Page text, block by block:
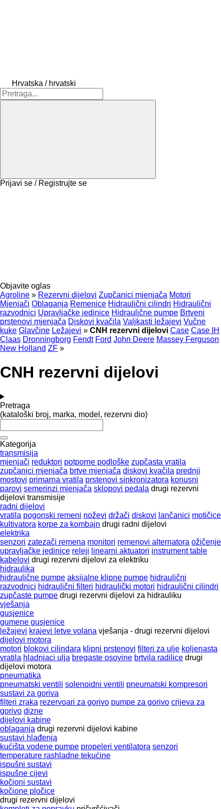
Hrvatska / hrvatski
Prijavi se / Registrujte se
Objavite oglas
Agroline » Rezervni dijelovi Zupčanici mjenjača Motori
Mjenjači Oblaganja Remenice Hidraulični cilindri Hidraulični
razvodnici Upravljačke jedinice Hidraulične pumpe Brtveni
prstenovi mjenjača Diskovi kvačila Valjkasti ležajevi Vučne
kuke Glavčine Ležajevi » CNH rezervni dijelovi Case Case IH
Claas Dronningborg Fendt Ford John Deere Massey Ferguson
New Holland ZF »
CNH rezervni dijelovi
Pretraga
(kataloški broj, marka, model, rezervni dio)
Kategorija
transmisija
mjenjači reduktori potporne podloške zupčasta vratila
zupčanici mjenjača brtve mjenjača diskovi kvačila prednji
mostovi primarna vratila prstenovi sinkronizatora konusni
parovi semerinzi mjenjača sklopovi pedala drugi rezervni
dijelovi transmisije
radni dijelovi
vratila pogonski remeni noževi držači diskovi lančanici motičice
kultivatora korpe za kombajn drugi radni dijelovi
elektrika
senzori zatezači remena monitori remenovi alternatora ožičenje
upravljačke jedinice releji linearni aktuatori instrument table
kabelovi drugi rezervni dijelovi za elektriku
hidraulika
hidraulične pumpe aksijalne klipne pumpe hidraulični
razvodnici hidraulični filteri hidraulički motori hidraulični cilindri
zupčaste pumpe drugi rezervni dijelovi za hidrauliku
vješanja
gusjenice
gumene gusjenice
ležajevi krajevi letve volana vješanja - drugi rezervni dijelovi
dijelovi motora
motori blokovi cilindara klipni prstenovi filteri za ulje koljenasta
vratila hladnjaci ulja bregastе osovinе brtvila radilice drugi
dijelovi motora
pneumatika
pneumatski ventili solenoidni ventili pneumatski kompresori
sustavi za goriva
filteri zraka rezervoari za gorivo pumpe za gorivo crijeva za
gorivo dizne
dijelovi kabine
oblaganja drugi rezervni dijelovi kabine
sustavi hlađenja
kućišta vodene pumpe propeleri ventilatora senzori
temperature rashladne tekućine
ispušni sustavi
ispušne cijevi
kočioni sustavi
kočione pločice
drugi rezervni dijelovi